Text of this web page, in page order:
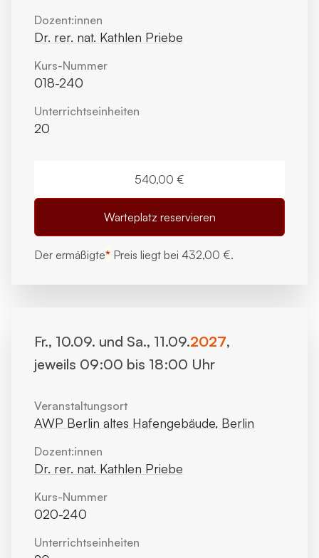
Dozent:innen
Dr. rer. nat. Kathlen Priebe
Kurs-Nummer
018-240
Unterrichts­einheiten
20
540,00 €
Warteplatz reservieren
Der ermäßigte* Preis liegt bei 432,00 €.
Fr., 10.09. und Sa., 11.09.2027,
jeweils 09:00 bis 18:00 Uhr
Veranstaltungsort
AWP Berlin altes Hafengebäude, Berlin
Dozent:innen
Dr. rer. nat. Kathlen Priebe
Kurs-Nummer
020-240
Unterrichts­einheiten